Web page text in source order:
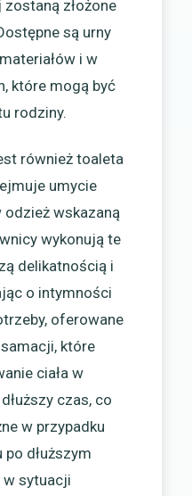
złożone
są urny
i w
które mogą być
rodziny.
również toaleta
umycie
odzież wskazaną
wykonują te
delikatnością i
o intymności
oferowane
które
ciała w
czas, co
w przypadku
dłuższym
w sytuacji